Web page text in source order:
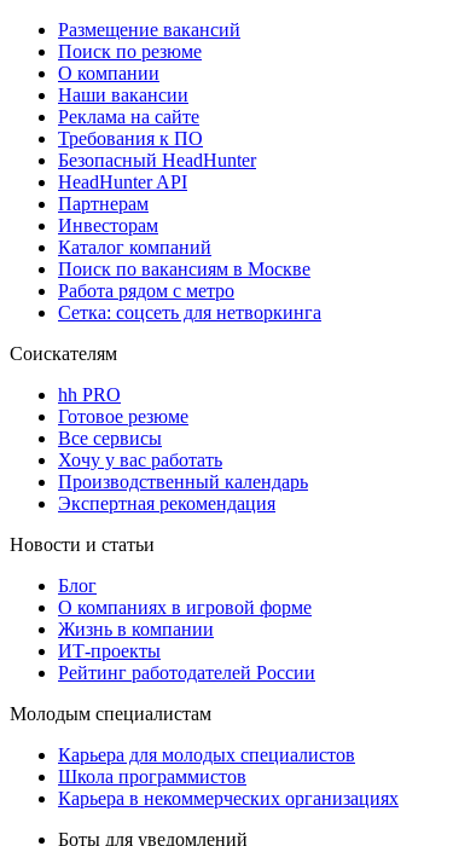
Размещение вакансий
Поиск по резюме
О компании
Наши вакансии
Реклама на сайте
Требования к ПО
Безопасный HeadHunter
HeadHunter API
Партнерам
Инвесторам
Каталог компаний
Поиск по вакансиям в Москве
Работа рядом с метро
Сетка: соцсеть для нетворкинга
Соискателям
hh PRO
Готовое резюме
Все сервисы
Хочу у вас работать
Производственный календарь
Экспертная рекомендация
Новости и статьи
Блог
О компаниях в игровой форме
Жизнь в компании
ИТ-проекты
Рейтинг работодателей России
Молодым специалистам
Карьера для молодых специалистов
Школа программистов
Карьера в некоммерческих организациях
Боты для уведомлений